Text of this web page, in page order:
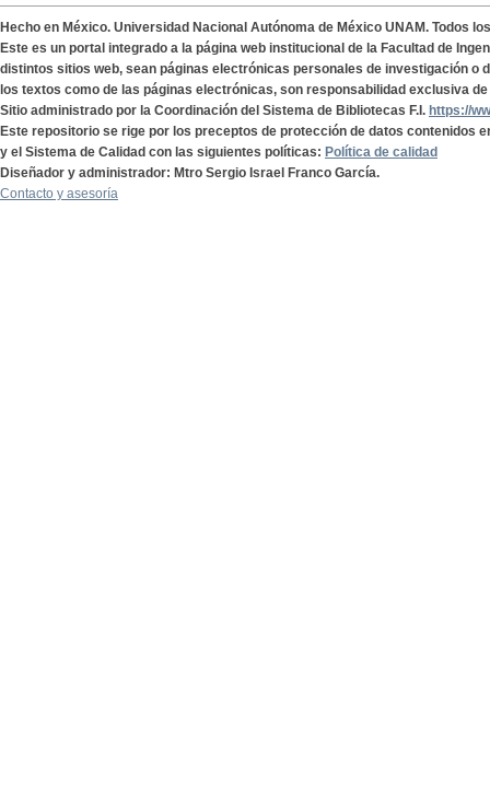
Hecho en México. Universidad Nacional Autónoma de México UNAM. Todos
Este es un portal integrado a la página web institucional de la Facultad de
distintos sitios web, sean páginas electrónicas personales de investigación o
los textos como de las páginas electrónicas, son responsabilidad exclusiva
Sitio administrado por la Coordinación del Sistema de Bibliotecas F.I. https://
Este repositorio se rige por los preceptos de protección de datos contenidos
y el Sistema de Calidad con las siguientes políticas: Política de calidad
Diseñador y administrador: Mtro Sergio Israel Franco García.
Contacto y asesoría